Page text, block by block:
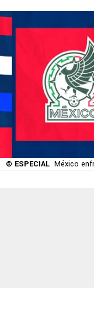
© ESPECIAL México